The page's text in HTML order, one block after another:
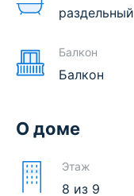
раздельный
Балкон
Балкон
О доме
Этаж
8 из 9